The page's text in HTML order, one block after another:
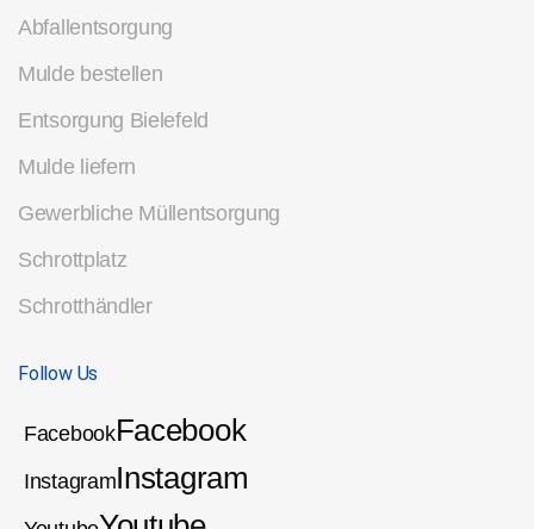
Abfallentsorgung
Mulde bestellen
Entsorgung Bielefeld
Mulde liefern
Gewerbliche Müllentsorgung
Schrottplatz
Schrotthändler
Follow Us
FacebookFacebook
InstagramInstagram